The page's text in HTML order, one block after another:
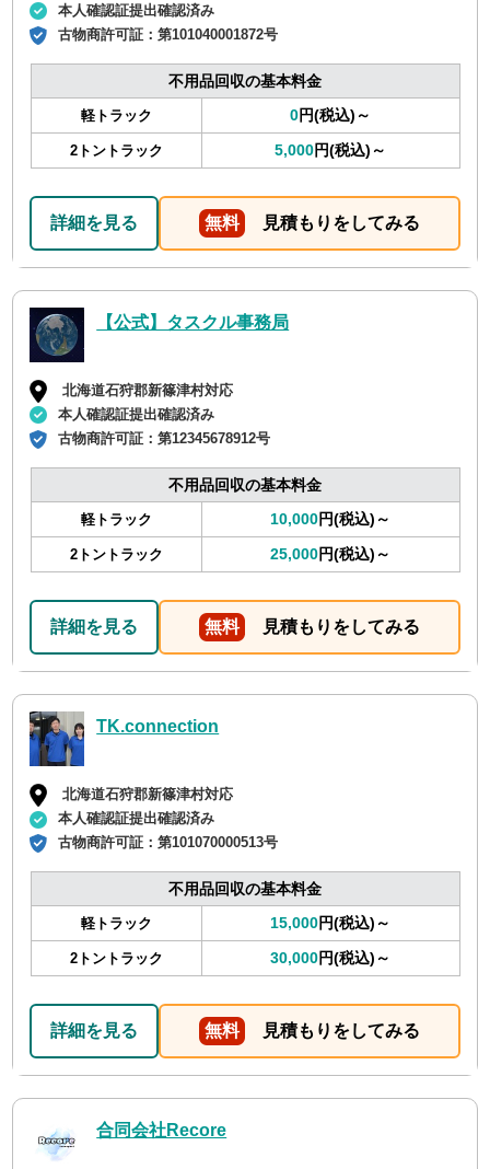
本人確認証提出確認済み
古物商許可証：第101040001872号
不用品回収の基本料金
軽トラック 0円(税込)～
2トントラック 5,000円(税込)～
詳細を見る 無料 見積もりをしてみる
【公式】タスクル事務局
北海道石狩郡新篠津村対応
本人確認証提出確認済み
古物商許可証：第12345678912号
不用品回収の基本料金
軽トラック 10,000円(税込)～
2トントラック 25,000円(税込)～
詳細を見る 無料 見積もりをしてみる
TK.connection
北海道石狩郡新篠津村対応
本人確認証提出確認済み
古物商許可証：第101070000513号
不用品回収の基本料金
軽トラック 15,000円(税込)～
2トントラック 30,000円(税込)～
詳細を見る 無料 見積もりをしてみる
合同会社Recore